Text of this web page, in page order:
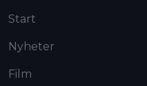
Start
Nyheter
Film